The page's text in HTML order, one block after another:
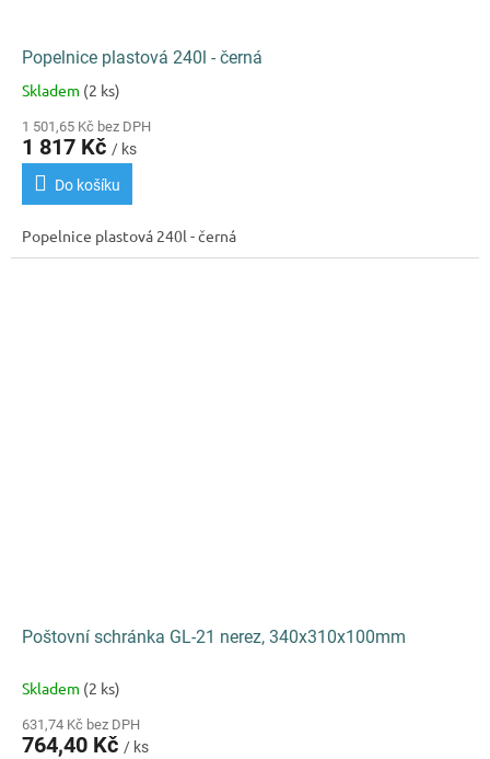
Popelnice plastová 240l - černá
Průměrné
produktu
je
3,5
hvězdiček.
Skladem (2 ks)
1 501,65 Kč bez DPH
1 817 Kč / ks
Do košíku
Popelnice plastová 240l - černá
Poštovní schránka GL-21 nerez, 340x310x100mm
Skladem (2 ks)
631,74 Kč bez DPH
764,40 Kč / ks